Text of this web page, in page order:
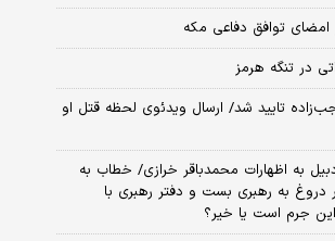
توافق دفاعی مکه
در تنگه هرمز
تایید شد/ ارسال ویدئوی لحظه قتل او
به اظهارات محمدباقر خرازی/ خطاب به
به رهبری بست و دفتر رهبری با
این جرم است یا خیر؟